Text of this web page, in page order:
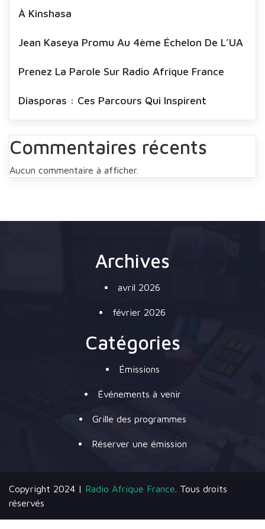
À Kinshasa
Jean Kaseya Promu Au 4ème Échelon De L’UA
Prenez La Parole Sur Radio Afrique France
Diasporas : Ces Parcours Qui Inspirent
Commentaires récents
Aucun commentaire à afficher.
Archives
avril 2026
février 2026
Catégories
Émissions
Événements à venir
Grille des programmes
Réserver une émission
Copyright 2024 | Radio Afrique France . Tous droits
réservés